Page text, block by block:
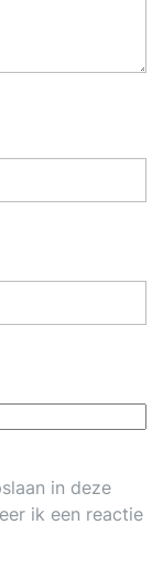
in deze
ik een reactie